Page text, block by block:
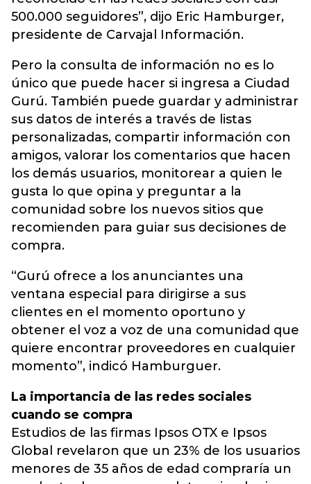
500.000 seguidores”, dijo Eric Hamburger,
presidente de Carvajal Información.
Pero la consulta de información no es lo
único que puede hacer si ingresa a Ciudad
Gurú. También puede guardar y administrar
sus datos de interés a través de listas
personalizadas, compartir información con
amigos, valorar los comentarios que hacen
los demás usuarios, monitorear a quien le
gusta lo que opina y preguntar a la
comunidad sobre los nuevos sitios que
recomienden para guiar sus decisiones de
compra.
“Gurú ofrece a los anunciantes una
ventana especial para dirigirse a sus
clientes en el momento oportuno y
obtener el voz a voz de una comunidad que
quiere encontrar proveedores en cualquier
momento”, indicó Hamburguer.
La importancia de las redes sociales
cuando se compra
Estudios de las firmas Ipsos OTX e Ipsos
Global revelaron que un 23% de los usuarios
menores de 35 años de edad compraría un